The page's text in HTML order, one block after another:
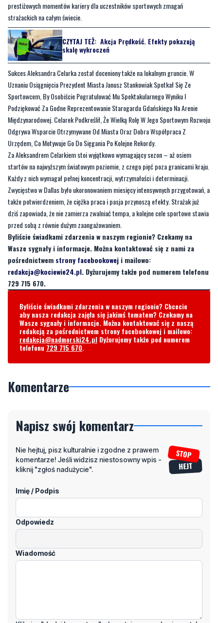
prestiżowych momentów kariery dla uczestników sportowych zmagań
strażackich na całym świecie.
CZYTAJ TEŻ: Akcja Prędkość. Efekty pokazują
skalę wykroczeń
Sukces Aleksandra Celarka został doceniony także na lokalnym gruncie. W
Uznaniu Osiągnięcia Prezydent Miasta Janusz Stankowiak Spotkał Się Ze
Sportowcem, By Osobiście Pogratulować Mu Spektakularnego Wyniku I
Podziękować Za Godne Reprezentowanie Starogardu Gdańskiego Na Arenie
Międzynarodowej. Celarek Podkreślił, Że Wielką Rolę W Jego Sportowym Rozwoju
Odgrywa Wsparcie Otrzymywane Od Miasta Oraz Dobra Współpraca Z
Urzędem, Co Motywuje Go Do Sięgania Po Kolejne Rekordy.
Za Aleksandrem Celarkiem stoi wyjątkowo wymagający sezon – aż osiem
startów na najwyższym światowym poziomie, z czego pięć poza granicami kraju.
Każdy z nich wymagał pełnej koncentracji, wytrzymałości i determinacji.
Zwycięstwo w Dallas było ukoronowaniem miesięcy intensywnych przygotowań, a
także potwierdzeniem, że ciężka praca i pasja przynoszą efekty. Strażak już
dziś zapowiada, że nie zamierza zwalniać tempa, a kolejne cele sportowe stawia
przed sobą z równie dużym zaangażowaniem.
Byliście świadkami zdarzenia w naszym regionie? Czekamy na
Wasze sygnały i informacje. Można kontaktować się z nami za
pośrednictwem strony facebookowej i mailowo:
redakcja@kociewie24.pl. Dyżurujemy także pod numerem telefonu
729 715 670.
Byliście świadkami zdarzenia w naszym regionie? Chcecie
aby nasza redakcja zajęła się jakimś tematem? Czekamy na
Wasze sygnały i informacje. Można kontaktować się z naszą
redakcją za pośrednictwem strony facebookowej i mailowo:
redakcja@nadmorski24.pl Dyżurujemy także pod numerem
telefonu 729 715 670.
Komentarze
Napisz swój komentarz
Nie hejtuj, pisz kulturalnie i zgodne z prawem
komentarze! Jeśli widzisz niestosowny wpis -
kliknij "zgłoś nadużycie".
Imię / Podpis
Odpowiedz
Wiadomość